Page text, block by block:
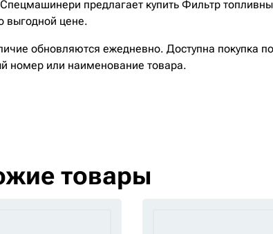
предлагает купить Фильтр
выгодной цене.
обновляются ежедневно. Доступна покупка
номер или наименование товара.
товары